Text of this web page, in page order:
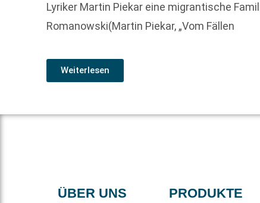
Lyriker Martin Piekar eine migrantische
Romanowski(Martin Piekar, „Vom Fällen
Weiterlesen
ÜBER UNS PRODUKTE